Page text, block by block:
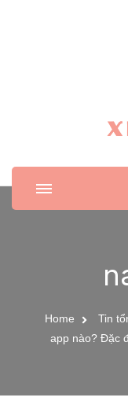
Home Tin
app nào? Đặc